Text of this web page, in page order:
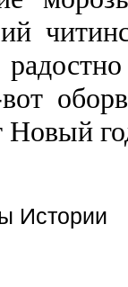
Новый
Истории